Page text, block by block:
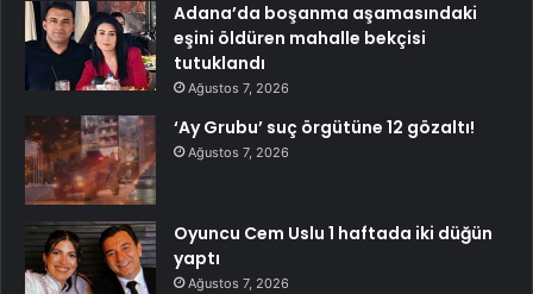
Adana’da boşanma aşamasındaki
eşini öldüren mahalle bekçisi
tutuklandı
Ağustos 7, 2026
‘Ay Grubu’ suç örgütüne 12 gözaltı!
Ağustos 7, 2026
Oyuncu Cem Uslu 1 haftada iki düğün
yaptı
Ağustos 7, 2026